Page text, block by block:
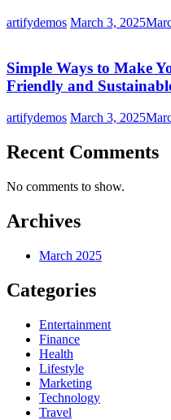
artifydemos March 3, 2025
Simple Ways to Make
Friendly and
artifydemos March 3, 2025
Recent Comments
No comments to show.
Archives
March 2025
Categories
Entertainment
Finance
Health
Lifestyle
Marketing
Technology
Travel